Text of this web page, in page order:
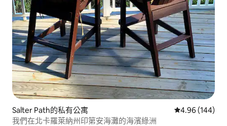
Salter Path的私有公寓 從 144 則評價
4.96 (144)
我們在北卡羅萊納州印第安海灘的海濱綠洲